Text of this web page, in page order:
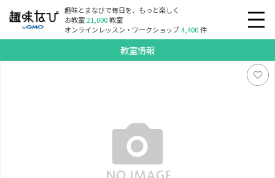
趣味とまなびで毎日を、もっと楽しく
お教室21,000教室
オンラインレッスン・ワークショップ4,400件
教室情報